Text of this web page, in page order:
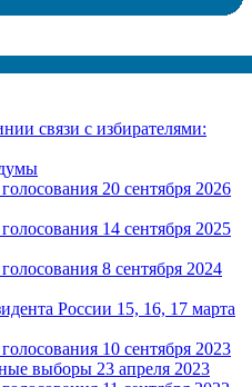
связи с избирателями:
20 сентября 2026
14 сентября 2025
8 сентября 2024
России 15, 16, 17 марта
10 сентября 2023
выборы 23 апреля 2023